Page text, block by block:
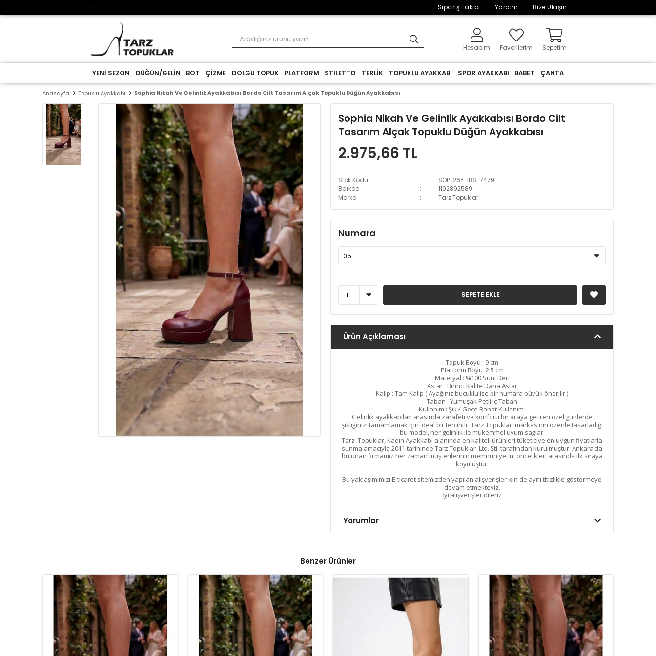
Sipariş Takibi Yardım Bize Ulaşın
Hesabım Favorilerim Sepetim
YENİ SEZON DÜĞÜN/GELİN BOT ÇİZME DOLGU TOPUK PLATFORM STILETTO TERLİK TOPUKLU AYAKKABI SPOR AYAKKABI BABET ÇANTA
Anasayfa Topuklu Ayakkabı Sophia Nikah Ve Gelinlik Ayakkabısı Bordo Cilt Tasarım Alçak Topuklu Düğün Ayakkabısı
Sophia Nikah Ve Gelinlik Ayakkabısı Bordo Cilt
Tasarım Alçak Topuklu Düğün Ayakkabısı
2.975,66 TL
Stok Kodu
SOP-26Y-IBS-7479
Barkod
1102892589
Marka
Tarz Topuklar
Numara
SEPETE EKLE
Ürün Açıklaması
Topuk Boyu : 9 cm
Platform Boyu :2,5 cm
Materyal : %100 Suni Deri
Astar : Birinci Kalite Dana Astar
Kalıp : Tam Kalıp ( Ayağınız buçuklu ise bir numara büyük önerilir.)
Taban : Yumuşak Petli iç Taban
Kullanım : Şık / Gece Rahat Kullanım
Gelinlik ayakkabıları arasında zarafeti ve konforu bir araya getiren özel günlerde
şıklığınızı tamamlamak için ideal bir tercihtir. Tarz Topuklar markasının özenle tasarladığı
bu model, her gelinlik ile mükemmel uyum sağlar.
Tarz Topuklar, Kadın Ayakkabı alanında en kaliteli ürünleri tüketiciye en uygun fiyatlarla
sunma amacıyla 2011 tarihinde Tarz Topuklar Ltd. Şti. tarafından kurulmuştur. Ankara’da
bulunan firmamız her zaman müşterilerinin memnuniyetini öncelikleri arasında ilk sıraya
koymuştur.
Bu yaklaşımımızı E-ticaret sitemizden yapılan alışverişler için de aynı titizlikle göstermeye
devam etmekteyiz.
İyi alışverişler dileriz
Yorumlar
Benzer Ürünler